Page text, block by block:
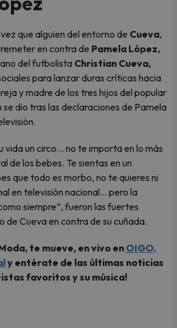
que alguien del entorno de Cueva,
en contra de Pamela López,
del futbolista Christian Cueva,
para lanzar duras críticas hacia
y madre de los tres hijos del popular
se dio tras las declaraciones de Pamela
vida un circo... no te importa en lo más
de los bebes. Te sientas en un
que todo es morbo, no te quieres ni
en televisión nacional... pero la
siempre”, fueron las fuertes
de Cueva en contra de su cuñada.
te mueve, en vivo en OIGO,
y entérate de las últimas noticias
favoritos y su música!